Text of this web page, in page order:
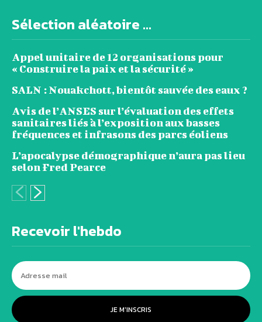
Sélection aléatoire ...
Appel unitaire de 12 organisations pour
« Construire la paix et la sécurité »
SALN : Nouakchott, bientôt sauvée des eaux ?
Avis de l’ANSES sur l’évaluation des effets
sanitaires liés à l’exposition aux basses
fréquences et infrasons des parcs éoliens
L’apocalypse démographique n’aura pas lieu
selon Fred Pearce
Recevoir l'hebdo
JE M'INSCRIS